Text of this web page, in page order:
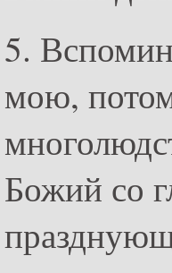
5.
мою,
Божий со